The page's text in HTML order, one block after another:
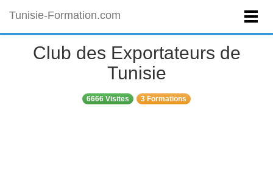
Tunisie-Formation.com
Club des Exportateurs de
Tunisie
6666 Visites 3 Formations